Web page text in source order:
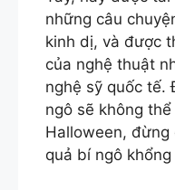
những câu
kinh dị, và được
của nghệ thuật
nghệ sỹ quốc tế.
ngô sẽ không
Halloween, đừng
quả bí ngô